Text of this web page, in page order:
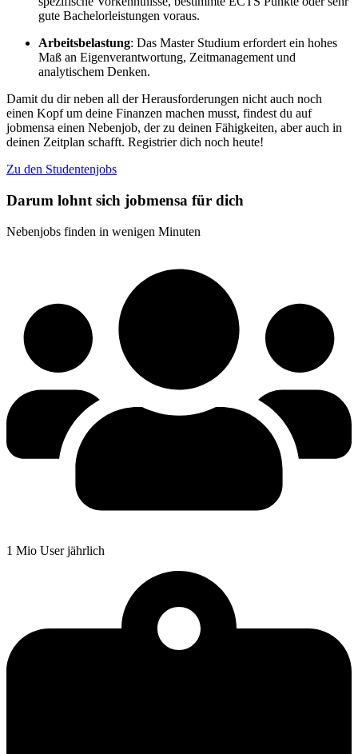
gute Bachelorleistungen voraus.
Arbeitsbelastung: Das Master Studium erfordert ein hohes
Maß an Eigenverantwortung, Zeitmanagement und
analytischem Denken.
Damit du dir neben all der Herausforderungen nicht auch noch
einen Kopf um deine Finanzen machen musst, findest du auf
jobmensa einen Nebenjob, der zu deinen Fähigkeiten, aber auch in
deinen Zeitplan schafft. Registrier dich noch heute!
Zu den Studentenjobs
Darum lohnt sich jobmensa für dich
Nebenjobs finden in wenigen Minuten
1 Mio User jährlich